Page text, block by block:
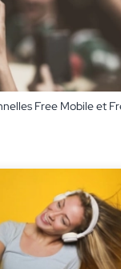
Free Mobile et